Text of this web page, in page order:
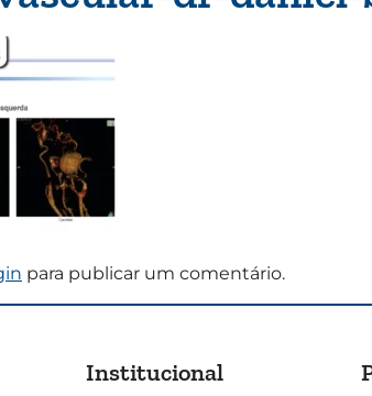
para publicar um comentário.
Institucional